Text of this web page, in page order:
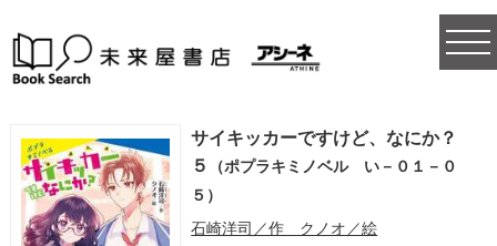
サイキッカーですけど、なにか？
５
（ポプラキミノベル い－０１－０
５）
石崎洋司／作 クノオ／絵